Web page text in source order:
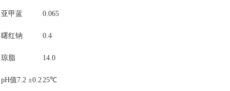
亚甲蓝 0.065
曙红钠 0.4
琼脂 14.0
pH值7.2 ±0.225℃